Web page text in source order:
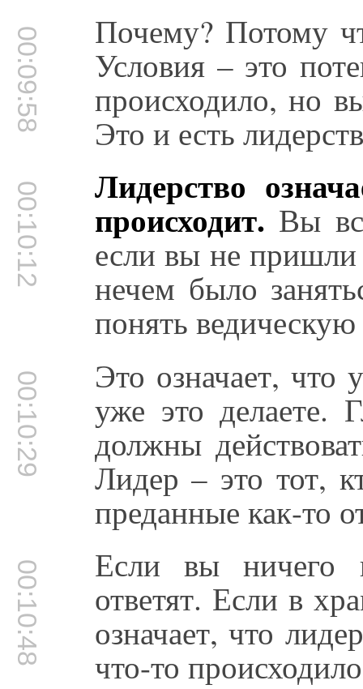
00:09:58 Почему? Потому
Условия – это
происходило, но
Это и есть
00:10:12 Лидерство
происходит. Вы
если вы не
нечем было
понять
00:10:29 Это означает, что
уже это делаете.
должны
Лидер – это тот,
преданные как-то
00:10:48 Если вы ничего
ответят. Если в
означает, что
что-то